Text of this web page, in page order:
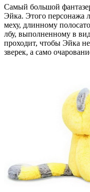
Самый большой
Эйка. Этого персонажа
меху, длинному
лбу, выполненному в
проходит, чтобы Эйка
зверек, а само